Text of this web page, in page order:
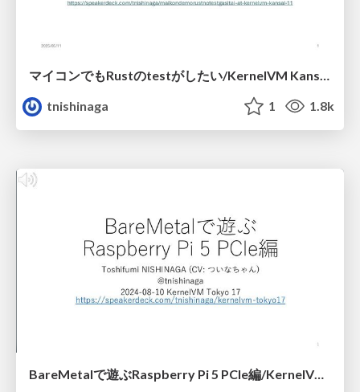
tnishinaga
1 1.8k
BareMetalで遊ぶ Raspberry Pi 5 PCIe編/KernelVM Tokyo17